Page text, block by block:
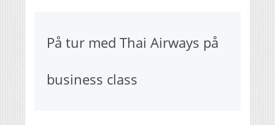
På tur med Thai Airways på
business class